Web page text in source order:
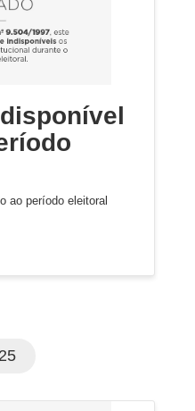
ao período eleitoral